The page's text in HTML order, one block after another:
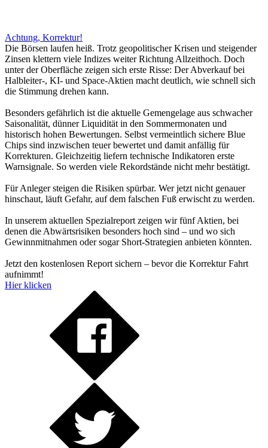
Achtung, Korrektur!
Die Börsen laufen heiß. Trotz geopolitischer Krisen und steigender
Zinsen klettern viele Indizes weiter Richtung Allzeithoch. Doch
unter der Oberfläche zeigen sich erste Risse: Der Abverkauf bei
Halbleiter-, KI- und Space-Aktien macht deutlich, wie schnell sich
die Stimmung drehen kann.
Besonders gefährlich ist die aktuelle Gemengelage aus schwacher
Saisonalität, dünner Liquidität in den Sommermonaten und
historisch hohen Bewertungen. Selbst vermeintlich sichere Blue
Chips sind inzwischen teuer bewertet und damit anfällig für
Korrekturen. Gleichzeitig liefern technische Indikatoren erste
Warnsignale. So werden viele Rekordstände nicht mehr bestätigt.
Für Anleger steigen die Risiken spürbar. Wer jetzt nicht genauer
hinschaut, läuft Gefahr, auf dem falschen Fuß erwischt zu werden.
In unserem aktuellen Spezialreport zeigen wir fünf Aktien, bei
denen die Abwärtsrisiken besonders hoch sind – und wo sich
Gewinnmitnahmen oder sogar Short-Strategien anbieten könnten.
Jetzt den kostenlosen Report sichern – bevor die Korrektur Fahrt
aufnimmt!
Hier klicken